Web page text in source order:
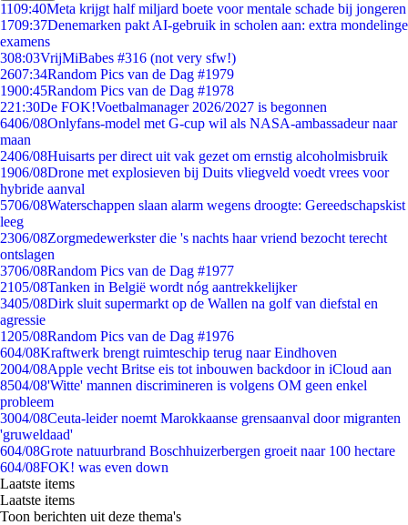
1109:40Meta krijgt half miljard boete voor mentale schade bij jongeren
1709:37Denemarken pakt AI-gebruik in scholen aan: extra mondelinge
examens
308:03VrijMiBabes #316 (not very sfw!)
2607:34Random Pics van de Dag #1979
1900:45Random Pics van de Dag #1978
221:30De FOK!Voetbalmanager 2026/2027 is begonnen
6406/08Onlyfans-model met G-cup wil als NASA-ambassadeur naar
maan
2406/08Huisarts per direct uit vak gezet om ernstig alcoholmisbruik
1906/08Drone met explosieven bij Duits vliegveld voedt vrees voor
hybride aanval
5706/08Waterschappen slaan alarm wegens droogte: Gereedschapskist
leeg
2306/08Zorgmedewerkster die 's nachts haar vriend bezocht terecht
ontslagen
3706/08Random Pics van de Dag #1977
2105/08Tanken in België wordt nóg aantrekkelijker
3405/08Dirk sluit supermarkt op de Wallen na golf van diefstal en
agressie
1205/08Random Pics van de Dag #1976
604/08Kraftwerk brengt ruimteschip terug naar Eindhoven
2004/08Apple vecht Britse eis tot inbouwen backdoor in iCloud aan
8504/08'Witte' mannen discrimineren is volgens OM geen enkel
probleem
3004/08Ceuta-leider noemt Marokkaanse grensaanval door migranten
'gruweldaad'
604/08Grote natuurbrand Boschhuizerbergen groeit naar 100 hectare
604/08FOK! was even down
Laatste items
Laatste items
Toon berichten uit deze thema's